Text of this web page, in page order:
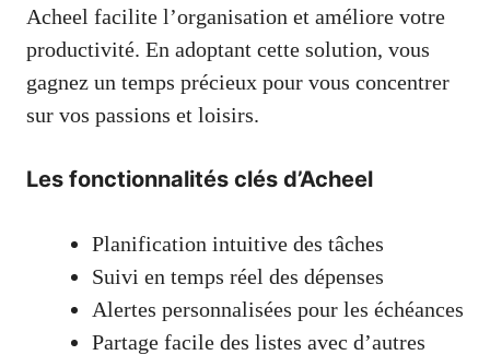
Acheel facilite l’organisation et améliore votre
productivité. En adoptant cette solution, vous
gagnez un temps précieux pour vous concentrer
sur vos passions et loisirs.
Les fonctionnalités clés d’Acheel
Planification intuitive des tâches
Suivi en temps réel des dépenses
Alertes personnalisées pour les échéances
Partage facile des listes avec d’autres